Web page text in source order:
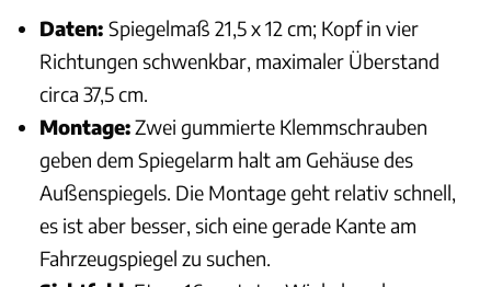
Daten: Spiegelmaß 21,5 x 12 cm; Kopf in vier
Richtungen schwenkbar, maximaler Überstand
circa 37,5 cm.
Montage:Zwei gummierte Klemmschrauben
geben dem Spiegelarm halt am Gehäuse des
Außenspiegels. Die Montage geht relativ schnell,
es ist aber besser, sich eine gerade Kante am
Fahrzeugspiegel zu suchen.